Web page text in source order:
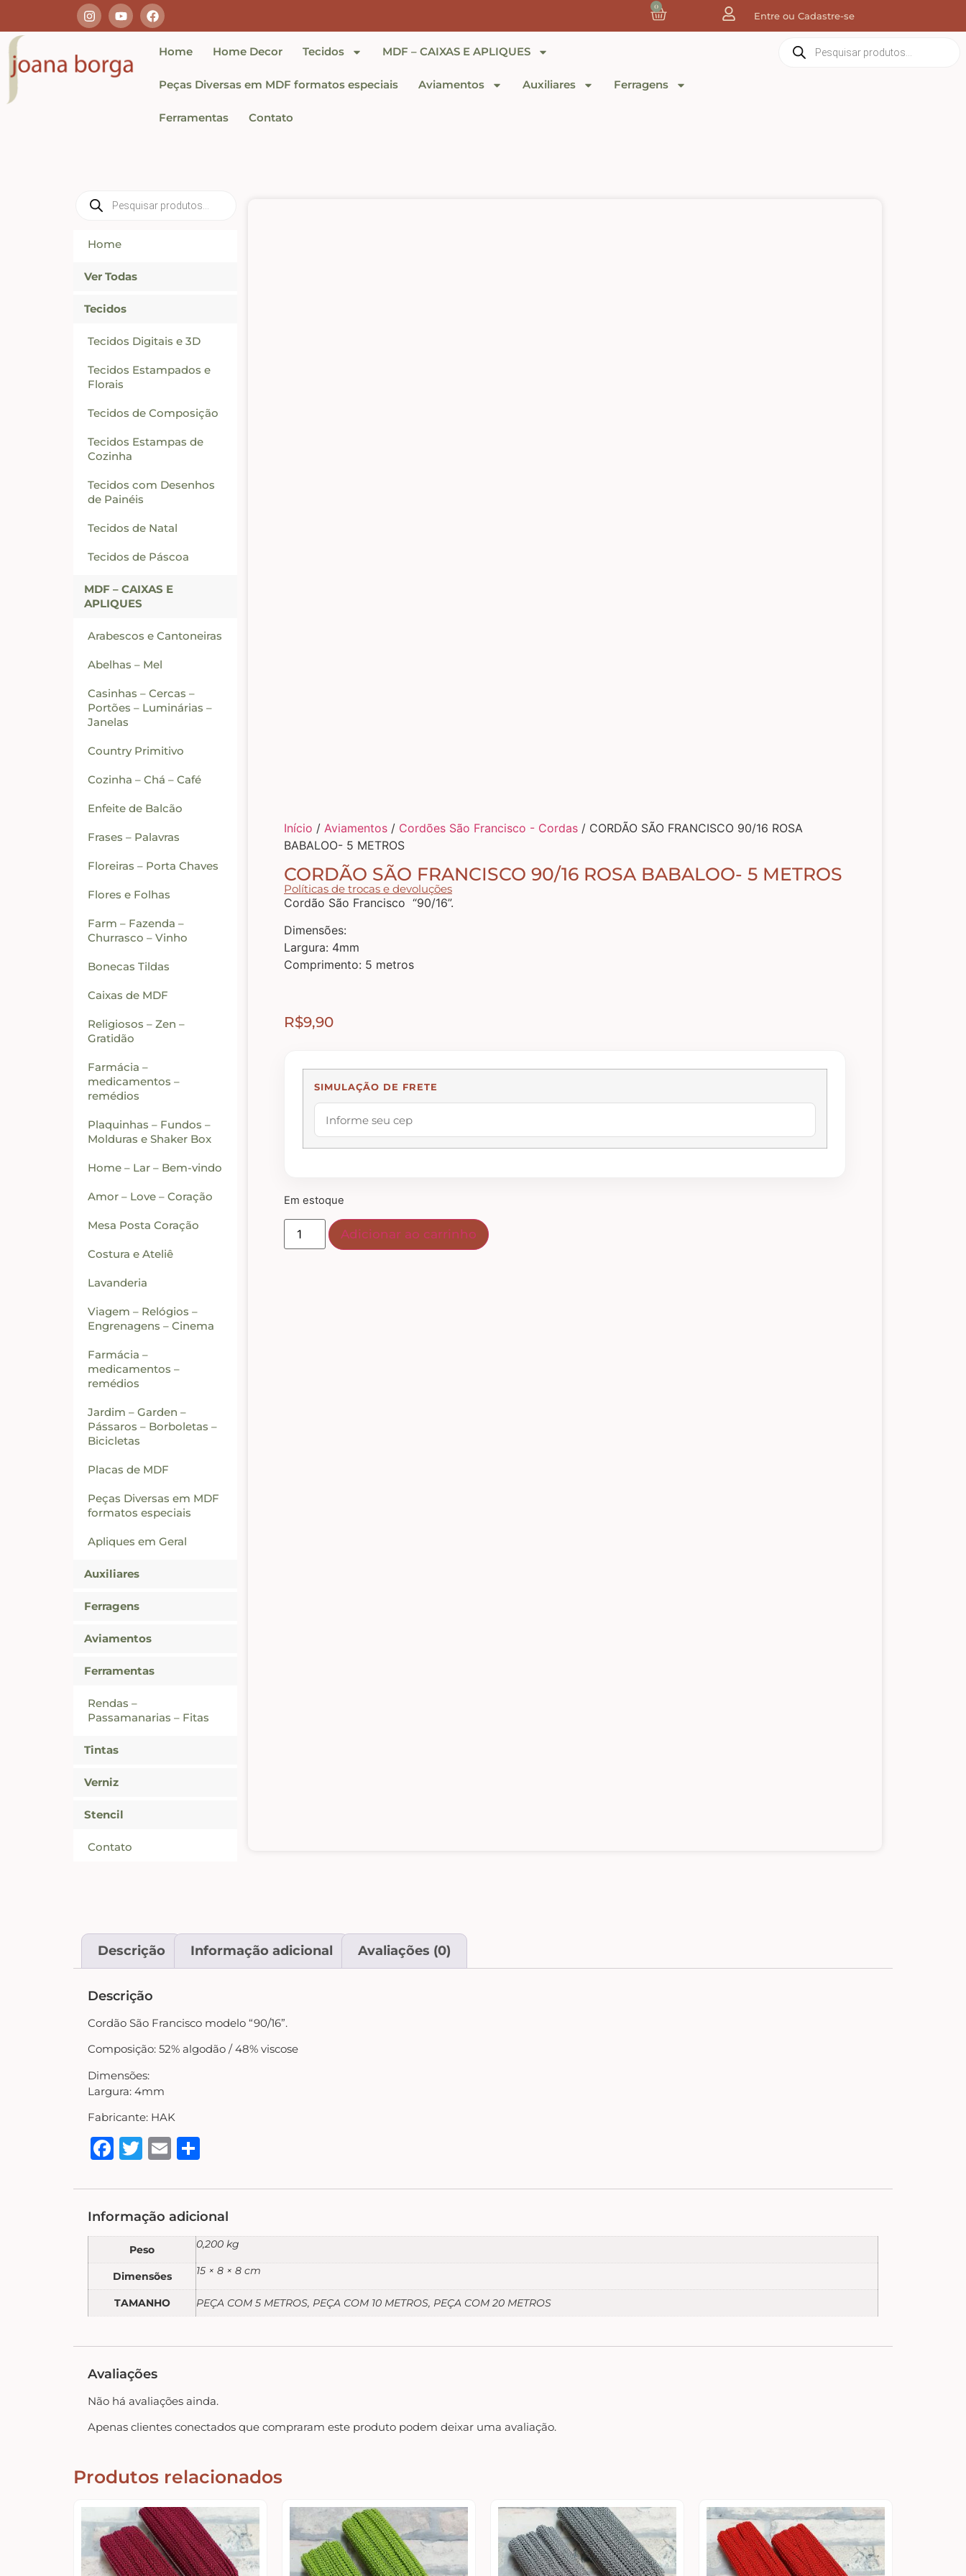
0
Entre ou Cadastre-se
Home Home Decor Tecidos MDF – CAIXAS E APLIQUES
Peças Diversas em MDF formatos especiais Aviamentos Auxiliares Ferragens
Ferramentas Contato
Home
Ver Todas
Tecidos
Tecidos Digitais e 3D
Tecidos Estampados e
Florais
Tecidos de Composição
Tecidos Estampas de
Cozinha
Tecidos com Desenhos
de Painéis
Tecidos de Natal
Tecidos de Páscoa
MDF – CAIXAS E
APLIQUES
Arabescos e Cantoneiras
Abelhas – Mel
Casinhas – Cercas –
Portões – Luminárias –
Janelas
Country Primitivo
Cozinha – Chá – Café
Enfeite de Balcão
Frases – Palavras
Floreiras – Porta Chaves
Flores e Folhas
Farm – Fazenda –
Churrasco – Vinho
Bonecas Tildas
Caixas de MDF
Religiosos – Zen –
Gratidão
Farmácia –
medicamentos –
remédios
Plaquinhas – Fundos –
Molduras e Shaker Box
Home – Lar – Bem-vindo
Amor – Love – Coração
Mesa Posta Coração
Costura e Ateliê
Lavanderia
Viagem – Relógios –
Engrenagens – Cinema
Farmácia –
medicamentos –
remédios
Jardim – Garden –
Pássaros – Borboletas –
Bicicletas
Placas de MDF
Peças Diversas em MDF
formatos especiais
Apliques em Geral
Auxiliares
Ferragens
Aviamentos
Ferramentas
Rendas –
Passamanarias – Fitas
Tintas
Verniz
Stencil
Contato
Início / Aviamentos / Cordões São Francisco - Cordas / CORDÃO SÃO FRANCISCO 90/16 ROSA
BABALOO- 5 METROS
CORDÃO SÃO FRANCISCO 90/16 ROSA BABALOO- 5 METROS
Políticas de trocas e devoluções
Cordão São Francisco “90/16”.
Dimensões:
Largura: 4mm
Comprimento: 5 metros
R$9,90
SIMULAÇÃO DE FRETE
Em estoque
Adicionar ao carrinho
Descrição Informação adicional Avaliações (0)
Descrição
Cordão São Francisco modelo “90/16”.
Composição: 52% algodão / 48% viscose
Dimensões:
Largura: 4mm
Fabricante: HAK
Facebook
Twitter
Email
Informação adicional
Peso 0,200 kg
Dimensões 15 × 8 × 8 cm
TAMANHO PEÇA COM 5 METROS, PEÇA COM 10 METROS, PEÇA COM 20 METROS
Avaliações
Não há avaliações ainda.
Apenas clientes conectados que compraram este produto podem deixar uma avaliação.
Produtos relacionados